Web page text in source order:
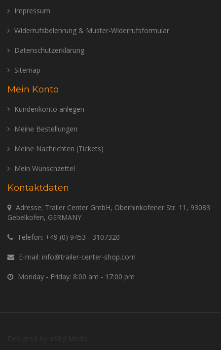
Impressum
Widerrufsbelehrung & Muster-Widerrufsformular
Datenschutzerklärung
Sitemap
Mein Konto
Kundenkonto anlegen
Meine Bestellungen
Meine Nachrichten (Tickets)
Mein Wunschzettel
Kontaktdaten
Adresse: Trailer Center GmbH, Oberhinkofener Str. 11, 93083
Gebelkofen, GERMANY
Telefon: +49 (0) 9453 - 3107320
E-mail: info@trailer-center-shop.com
Monday - Friday: 8:00 am - 17:00 pm